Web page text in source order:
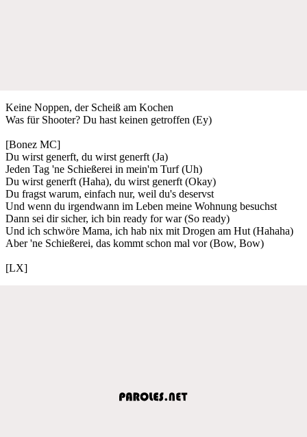
Keine Noppen, der Scheiß am Kochen
Was für Shooter? Du hast keinen getroffen (Ey)
[Bonez MC]
Du wirst generft, du wirst generft (Ja)
Jeden Tag 'ne Schießerei in mein'm Turf (Uh)
Du wirst generft (Haha), du wirst generft (Okay)
Du fragst warum, einfach nur, weil du's deservst
Und wenn du irgendwann im Leben meine Wohnung besuchst
Dann sei dir sicher, ich bin ready for war (So ready)
Und ich schwöre Mama, ich hab nix mit Drogen am Hut (Hahaha)
Aber 'ne Schießerei, das kommt schon mal vor (Bow, Bow)
[LX]